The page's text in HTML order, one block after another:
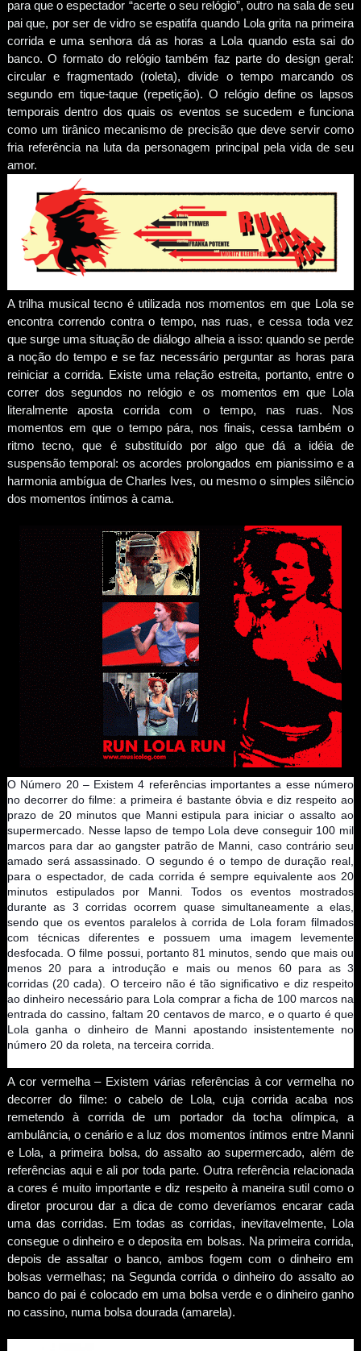
para que o espectador “acerte o seu relógio”, outro na sala de seu
pai que, por ser de vidro se espatifa quando Lola grita na primeira
corrida e uma senhora dá as horas a Lola quando esta sai do
banco. O formato do relógio também faz parte do design geral:
circular e fragmentado (roleta), divide o tempo marcando os
segundo em tique-taque (repetição). O relógio define os lapsos
temporais dentro dos quais os eventos se sucedem e funciona
como um tirânico mecanismo de precisão que deve servir como
fria referência na luta da personagem principal pela vida de seu
amor.
A trilha musical tecno é utilizada nos momentos em que Lola se
encontra correndo contra o tempo, nas ruas, e cessa toda vez
que surge uma situação de diálogo alheia a isso: quando se perde
a noção do tempo e se faz necessário perguntar as horas para
reiniciar a corrida. Existe uma relação estreita, portanto, entre o
correr dos segundos no relógio e os momentos em que Lola
literalmente aposta corrida com o tempo, nas ruas. Nos
momentos em que o tempo pára, nos finais, cessa também o
ritmo tecno, que é substituído por algo que dá a idéia de
suspensão temporal: os acordes prolongados em pianissimo e a
harmonia ambígua de Charles Ives, ou mesmo o simples silêncio
dos momentos íntimos à cama.
O Número 20 – Existem 4 referências importantes a esse número
no decorrer do filme: a primeira é bastante óbvia e diz respeito ao
prazo de 20 minutos que Manni estipula para iniciar o assalto ao
supermercado. Nesse lapso de tempo Lola deve conseguir 100 mil
marcos para dar ao gangster patrão de Manni, caso contrário seu
amado será assassinado. O segundo é o tempo de duração real,
para o espectador, de cada corrida é sempre equivalente aos 20
minutos estipulados por Manni. Todos os eventos mostrados
durante as 3 corridas ocorrem quase simultaneamente a elas,
sendo que os eventos paralelos à corrida de Lola foram filmados
com técnicas diferentes e possuem uma imagem levemente
desfocada. O filme possui, portanto 81 minutos, sendo que mais ou
menos 20 para a introdução e mais ou menos 60 para as 3
corridas (20 cada). O terceiro não é tão significativo e diz respeito
ao dinheiro necessário para Lola comprar a ficha de 100 marcos na
entrada do cassino, faltam 20 centavos de marco, e o quarto é que
Lola ganha o dinheiro de Manni apostando insistentemente no
número 20 da roleta, na terceira corrida.
A cor vermelha – Existem várias referências à cor vermelha no
decorrer do filme: o cabelo de Lola, cuja corrida acaba nos
remetendo à corrida de um portador da tocha olímpica, a
ambulância, o cenário e a luz dos momentos íntimos entre Manni
e Lola, a primeira bolsa, do assalto ao supermercado, além de
referências aqui e ali por toda parte. Outra referência relacionada
a cores é muito importante e diz respeito à maneira sutil como o
diretor procurou dar a dica de como deveríamos encarar cada
uma das corridas. Em todas as corridas, inevitavelmente, Lola
consegue o dinheiro e o deposita em bolsas. Na primeira corrida,
depois de assaltar o banco, ambos fogem com o dinheiro em
bolsas vermelhas; na Segunda corrida o dinheiro do assalto ao
banco do pai é colocado em uma bolsa verde e o dinheiro ganho
no cassino, numa bolsa dourada (amarela).